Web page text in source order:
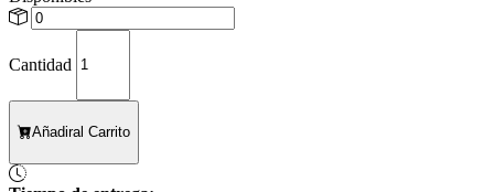
Cantidad
Añadiral Carrito